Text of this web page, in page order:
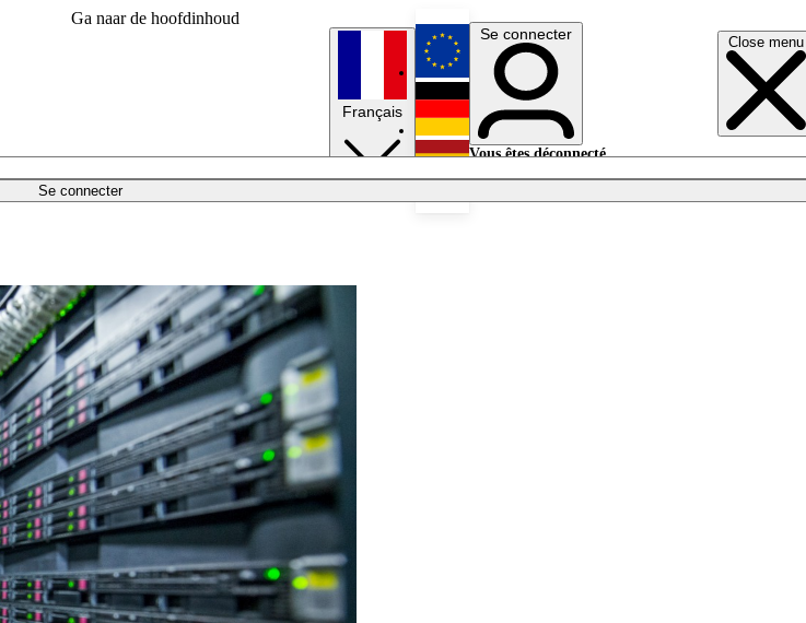
Ga naar de hoofdinhoud
Close menu
Se connecter
Français
English
Deutsch
Se connecter
Vous êtes déconnecté.